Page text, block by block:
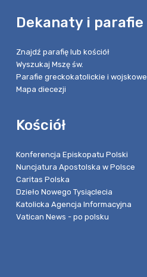
Dekanaty i parafie
Znajdź parafię lub kościół
Wyszukaj Mszę św.
Parafie greckokatolickie i wojskowe
Mapa diecezji
Kościół
Konferencja Episkopatu Polski
Nuncjatura Apostolska w Polsce
Caritas Polska
Dzieło Nowego Tysiąclecia
Katolicka Agencja Informacyjna
Vatican News - po polsku